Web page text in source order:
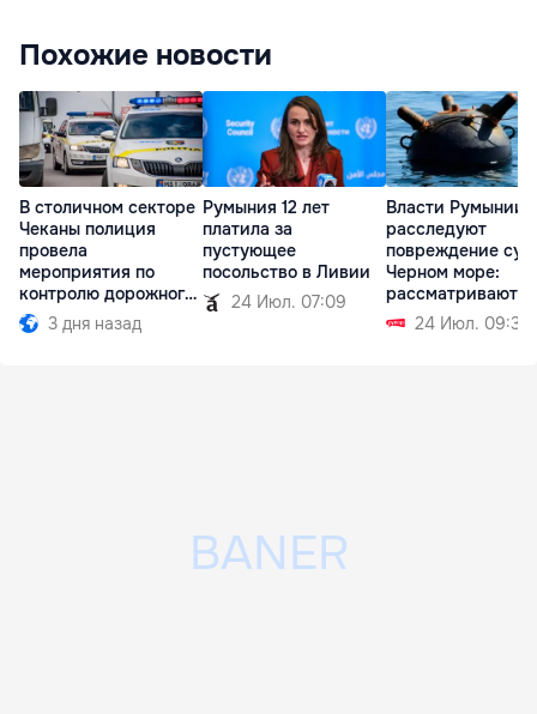
Похожие новости
В столичном секторе
Чеканы полиция
провела
мероприятия по
контролю дорожного
движения
3 дня назад
Румыния 12 лет
платила за
пустующее
посольство в Ливии
24 Июл. 07:09
Власти Румынии
расследуют
повреждение
Черном море:
рассматриваются
две версии
24 Июл. 09:32